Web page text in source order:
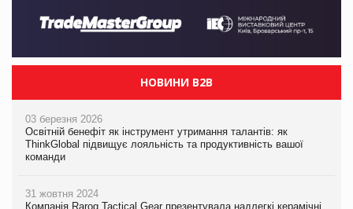
НОВИНИ B2B
03 березня 2026
Освітній бенефіт як інструмент утримання талантів: як
ThinkGlobal підвищує лояльність та продуктивність вашої
команди
31 жовтня 2024
Компанія Rarog Tactical Gear презентувала надлегкі керамічні